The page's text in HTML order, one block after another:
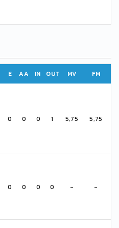
E AA IN OUT MV FM
0 0 0 1 5,75 5,75
0 0 0 0 - -